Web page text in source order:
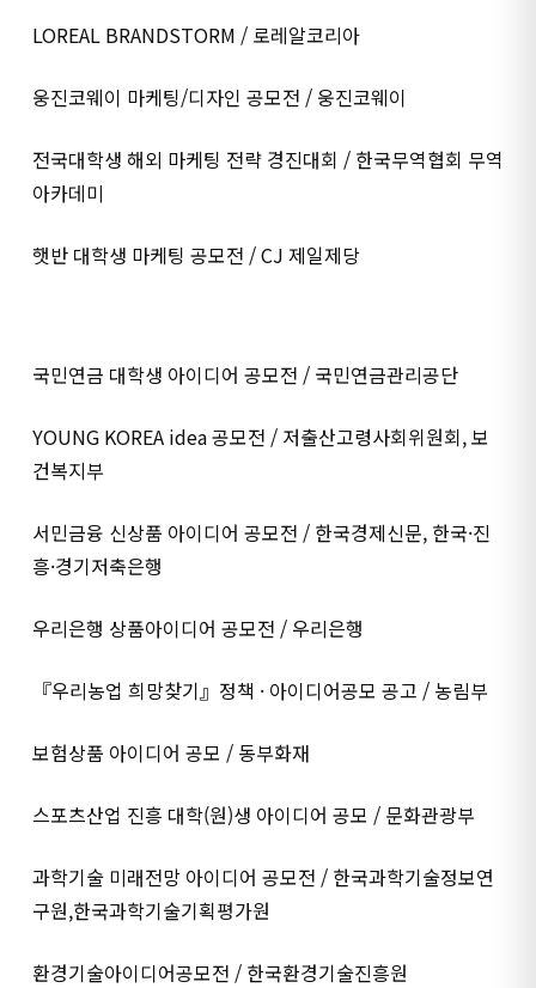
LOREAL BRANDSTORM / 로레알코리아
웅진코웨이 마케팅/디자인 공모전 / 웅진코웨이
전국대학생 해외 마케팅 전략 경진대회 / 한국무역협회 무역
아카데미
햇반 대학생 마케팅 공모전 / CJ 제일제당
국민연금 대학생 아이디어 공모전 / 국민연금관리공단
YOUNG KOREA idea 공모전 / 저출산고령사회위원회, 보
건복지부
서민금융 신상품 아이디어 공모전 / 한국경제신문, 한국·진
흥·경기저축은행
우리은행 상품아이디어 공모전 / 우리은행
『우리농업 희망찾기』정책 · 아이디어공모 공고 / 농림부
보험상품 아이디어 공모 / 동부화재
스포츠산업 진흥 대학(원)생 아이디어 공모 / 문화관광부
과학기술 미래전망 아이디어 공모전 / 한국과학기술정보연
구원,한국과학기술기획평가원
환경기술아이디어공모전 / 한국환경기술진흥원